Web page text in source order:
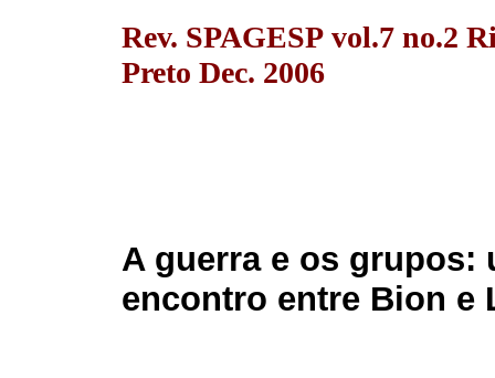
Rev. SPAGESP vol.7 no.2
Preto Dec. 2006
A guerra e os grupos:
encontro entre Bion e